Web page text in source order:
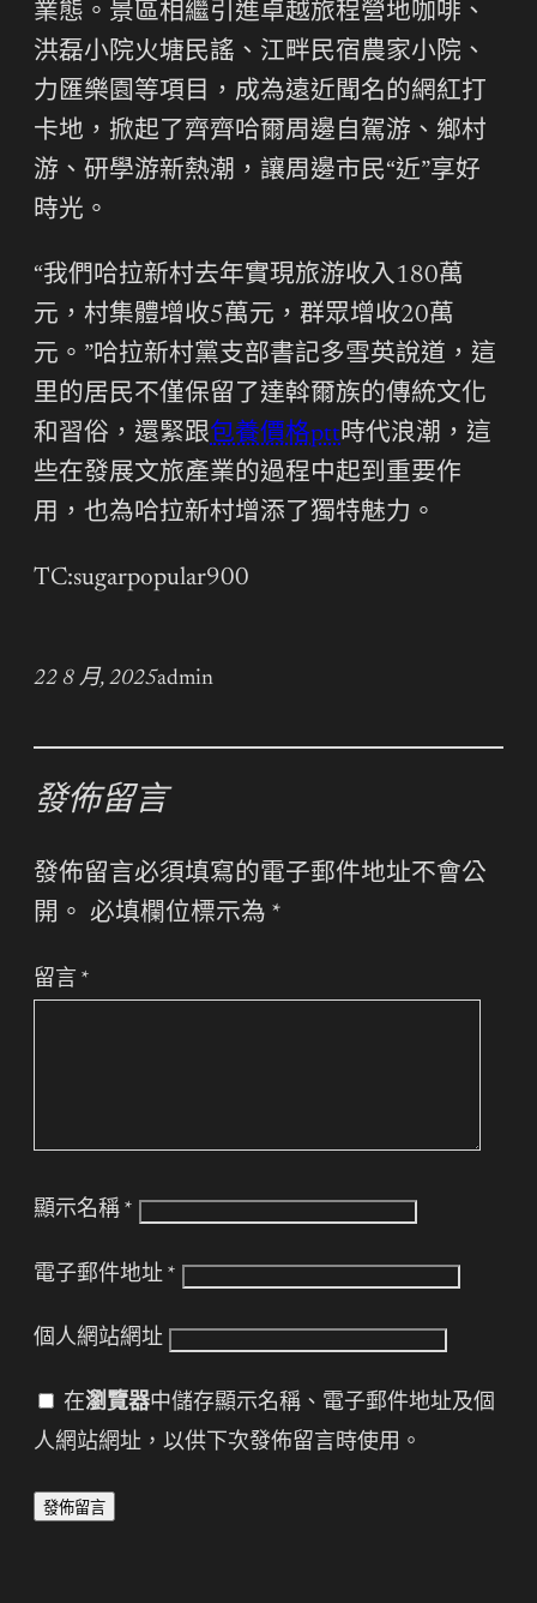
業態。景區相繼引進卓越旅程營地咖啡、
洪磊小院火塘民謠、江畔民宿農家小院、
力匯樂園等項目，成為遠近聞名的網紅打
卡地，掀起了齊齊哈爾周邊自駕游、鄉村
游、研學游新熱潮，讓周邊市民“近”享好
時光。
“我們哈拉新村去年實現旅游收入180萬
元，村集體增收5萬元，群眾增收20萬
元。”哈拉新村黨支部書記多雪英說道，這
里的居民不僅保留了達斡爾族的傳統文化
和習俗，還緊跟包養價格ptt時代浪潮，這
些在發展文旅產業的過程中起到重要作
用，也為哈拉新村增添了獨特魅力。
TC:sugarpopular900
22 8 月, 2025admin
發佈留言
發佈留言必須填寫的電子郵件地址不會公
開。 必填欄位標示為 *
留言 *
顯示名稱 *
電子郵件地址 *
個人網站網址
在瀏覽器中儲存顯示名稱、電子郵件地址及個
人網站網址，以供下次發佈留言時使用。